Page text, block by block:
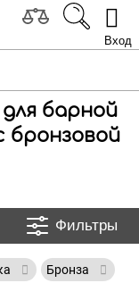
Вход
барной
бронзовой
Фильтры
Бронза